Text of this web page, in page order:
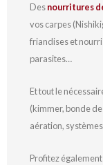
Desnourritures
vos carpes
friandises et
parasites…
Et tout le
(kimmer, bonde
aération,
Profitez